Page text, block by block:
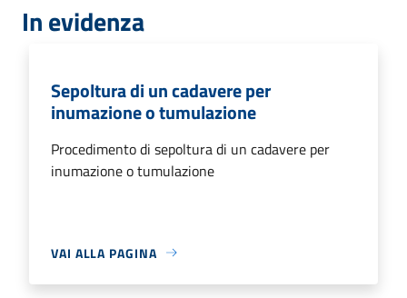
In evidenza
Sepoltura di un cadavere per
inumazione o tumulazione
Procedimento di sepoltura di un cadavere per
inumazione o tumulazione
VAI ALLA PAGINA